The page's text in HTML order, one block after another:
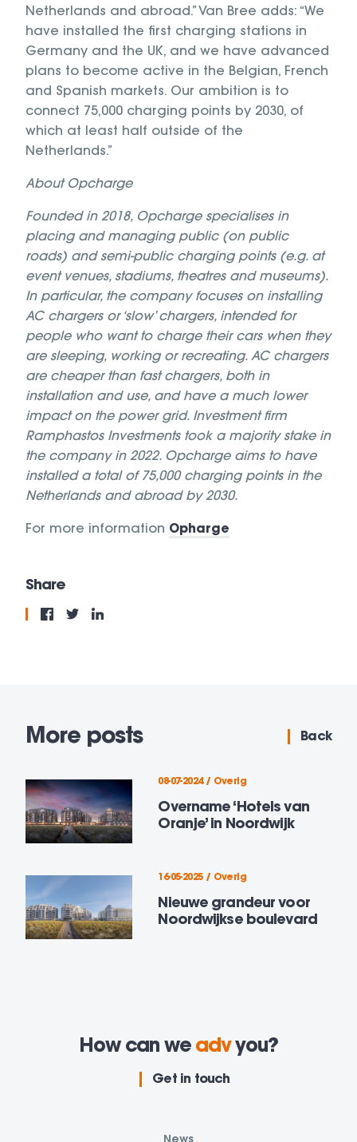
Netherlands and abroad.” Van Bree adds: “We
have installed the first charging stations in
Germany and the UK, and we have advanced
plans to become active in the Belgian, French
and Spanish markets. Our ambition is to
connect 75,000 charging points by 2030, of
which at least half outside of the
Netherlands.”
About Opcharge
Founded in 2018, Opcharge specialises in
placing and managing public (on public
roads) and semi-public charging points (e.g. at
event venues, stadiums, theatres and museums).
In particular, the company focuses on installing
AC chargers or ‘slow’ chargers, intended for
people who want to charge their cars when they
are sleeping, working or recreating. AC chargers
are cheaper than fast chargers, both in
installation and use, and have a much lower
impact on the power grid. Investment firm
Ramphastos Investments took a majority stake in
the company in 2022. Opcharge aims to have
installed a total of 75,000 charging points in the
Netherlands and abroad by 2030.
For more information Opharge
Share
More posts Back
08-07-2024 / Overig
Overname ‘Hotels van
Oranje’ in Noordwijk
16-05-2025 / Overig
Nieuwe grandeur voor
Noordwijkse boulevard
How can weadviseyou?
Get in touch